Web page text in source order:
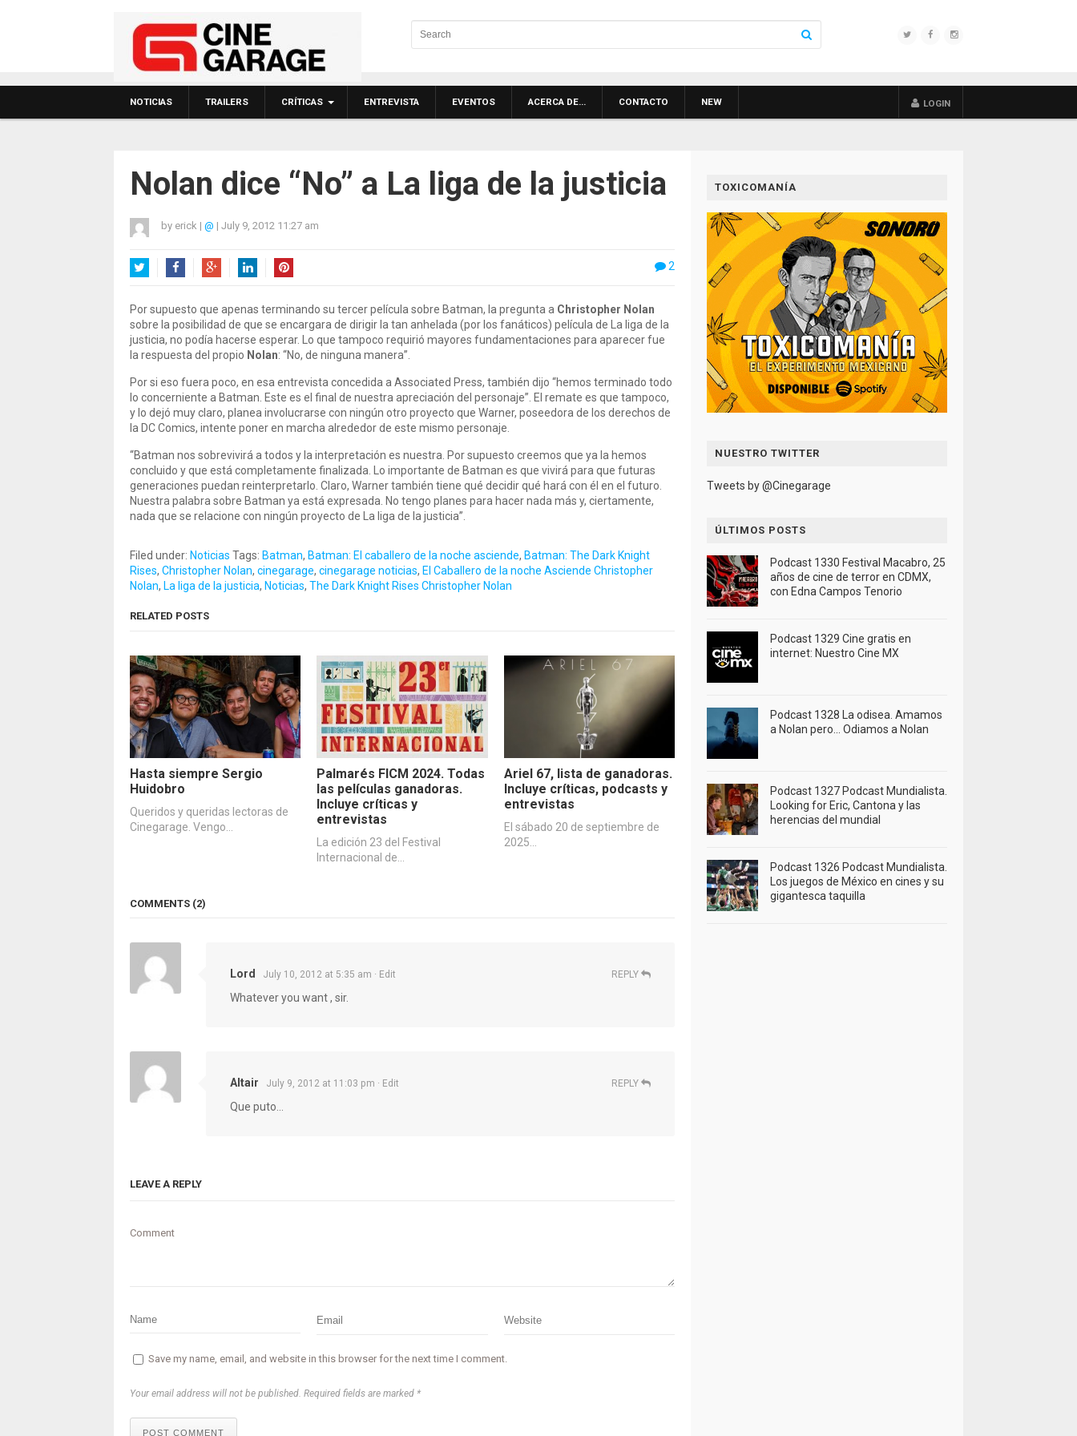
NOTICIAS TRAILERS CRÍTICAS ENTREVISTA EVENTOS ACERCA DE… CONTACTO NEW LOGIN
Nolan dice “No” a La liga de la justicia
by erick | @ | July 9, 2012 11:27 am
2
Por supuesto que apenas terminando su tercer película sobre Batman, la pregunta a Christopher Nolan
sobre la posibilidad de que se encargara de dirigir la tan anhelada (por los fanáticos) película de La liga de la
justicia, no podía hacerse esperar. Lo que tampoco requirió mayores fundamentaciones para aparecer fue
la respuesta del propio Nolan: “No, de ninguna manera”.
Por si eso fuera poco, en esa entrevista concedida a Associated Press, también dijo “hemos terminado todo
lo concerniente a Batman. Este es el final de nuestra apreciación del personaje”. El remate es que tampoco,
y lo dejó muy claro, planea involucrarse con ningún otro proyecto que Warner, poseedora de los derechos de
la DC Comics, intente poner en marcha alrededor de este mismo personaje.
“Batman nos sobrevivirá a todos y la interpretación es nuestra. Por supuesto creemos que ya la hemos
concluido y que está completamente finalizada. Lo importante de Batman es que vivirá para que futuras
generaciones puedan reinterpretarlo. Claro, Warner también tiene qué decidir qué hará con él en el futuro.
Nuestra palabra sobre Batman ya está expresada. No tengo planes para hacer nada más y, ciertamente,
nada que se relacione con ningún proyecto de La liga de la justicia”.
Filed under: Noticias Tags: Batman, Batman: El caballero de la noche asciende, Batman: The Dark Knight
Rises, Christopher Nolan, cinegarage, cinegarage noticias, El Caballero de la noche Asciende Christopher
Nolan, La liga de la justicia, Noticias, The Dark Knight Rises Christopher Nolan
RELATED POSTS
Hasta siempre Sergio
Huidobro
Queridos y queridas lectoras de
Cinegarage. Vengo…
Palmarés FICM 2024. Todas
las películas ganadoras.
Incluye críticas y
entrevistas
La edición 23 del Festival
Internacional de…
Ariel 67, lista de ganadoras.
Incluye críticas, podcasts y
entrevistas
El sábado 20 de septiembre de
2025…
COMMENTS (2)
Lord July 10, 2012 at 5:35 am · Edit
Whatever you want , sir.
REPLY
Altair July 9, 2012 at 11:03 pm · Edit
Que puto…
REPLY
LEAVE A REPLY
Comment
Save my name, email, and website in this browser for the next time I comment.
Your email address will not be published. Required fields are marked *
POST COMMENT
TOXICOMANÍA
NUESTRO TWITTER
Tweets by @Cinegarage
ÚLTIMOS POSTS
Podcast 1330 Festival Macabro, 25
años de cine de terror en CDMX,
con Edna Campos Tenorio
Podcast 1329 Cine gratis en
internet: Nuestro Cine MX
Podcast 1328 La odisea. Amamos
a Nolan pero… Odiamos a Nolan
Podcast 1327 Podcast Mundialista.
Looking for Eric, Cantona y las
herencias del mundial
Podcast 1326 Podcast Mundialista.
Los juegos de México en cines y su
gigantesca taquilla